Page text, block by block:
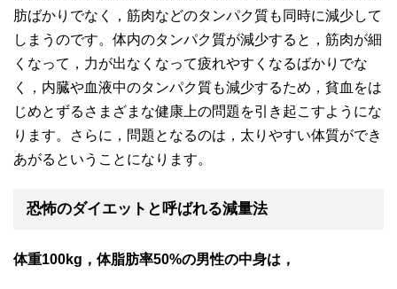
肪ばかりでなく，筋肉などのタンパク質も同時に減少して
しまうのです。体内のタンパク質が減少すると，筋肉が細
くなって，力が出なくなって疲れやすくなるばかりでな
く，内臓や血液中のタンパク質も減少するため，貧血をは
じめとずるさまざまな健康上の問題を引き起こすようにな
ります。さらに，問題となるのは，太りやすい体質ができ
あがるということになります。
恐怖のダイエットと呼ばれる減量法
体重100kg，体脂肪率50%の男性の中身は，